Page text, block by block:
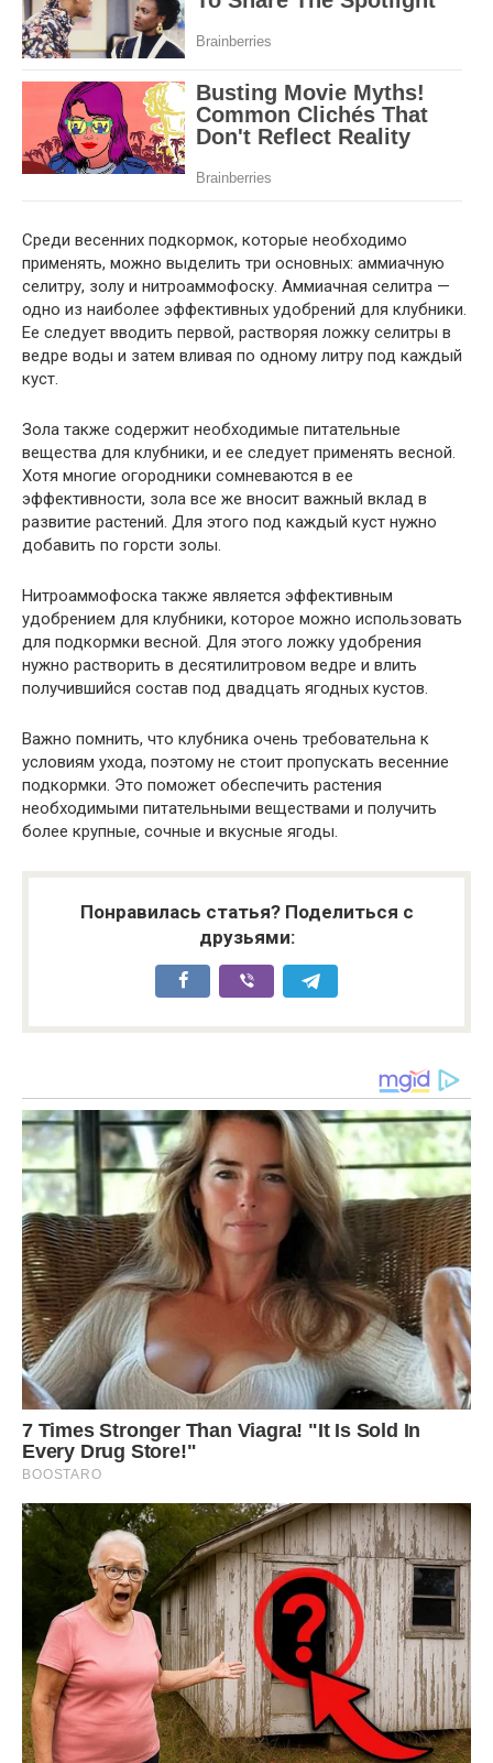
Среди весенних подкормок, которые необходимо
применять, можно выделить три основных: аммиачную
селитру, золу и нитроаммофоску. Аммиачная селитра —
одно из наиболее эффективных удобрений для клубники.
Ее следует вводить первой, растворяя ложку селитры в
ведре воды и затем вливая по одному литру под каждый
куст.
Зола также содержит необходимые питательные
вещества для клубники, и ее следует применять весной.
Хотя многие огородники сомневаются в ее
эффективности, зола все же вносит важный вклад в
развитие растений. Для этого под каждый куст нужно
добавить по горсти золы.
Нитроаммофоска также является эффективным
удобрением для клубники, которое можно использовать
для подкормки весной. Для этого ложку удобрения
нужно растворить в десятилитровом ведре и влить
получившийся состав под двадцать ягодных кустов.
Важно помнить, что клубника очень требовательна к
условиям ухода, поэтому не стоит пропускать весенние
подкормки. Это поможет обеспечить растения
необходимыми питательными веществами и получить
более крупные, сочные и вкусные ягоды.
Понравилась статья? Поделиться с
друзьями: